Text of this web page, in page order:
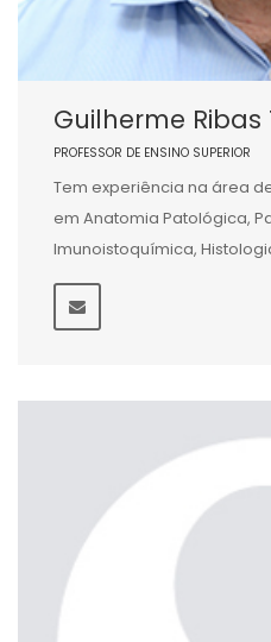
Guilherme Ribas
PROFESSOR DE ENSINO SUPERIOR
Tem experiência na área
em Anatomia Patológica,
Imunoistoquímica,